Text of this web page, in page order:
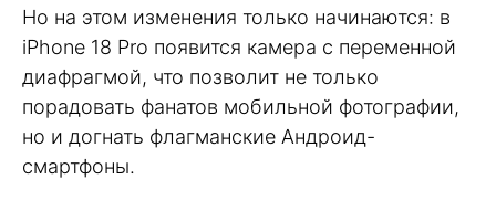
Но на этом изменения только начинаются: в
iPhone 18 Pro появится камера с переменной
диафрагмой, что позволит не только
порадовать фанатов мобильной фотографии,
но и догнать флагманские Андроид-
смартфоны.